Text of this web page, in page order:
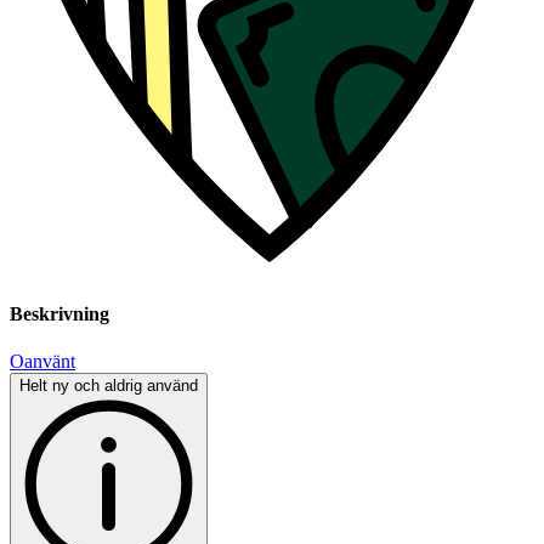
Beskrivning
Oanvänt
Helt ny och aldrig använd